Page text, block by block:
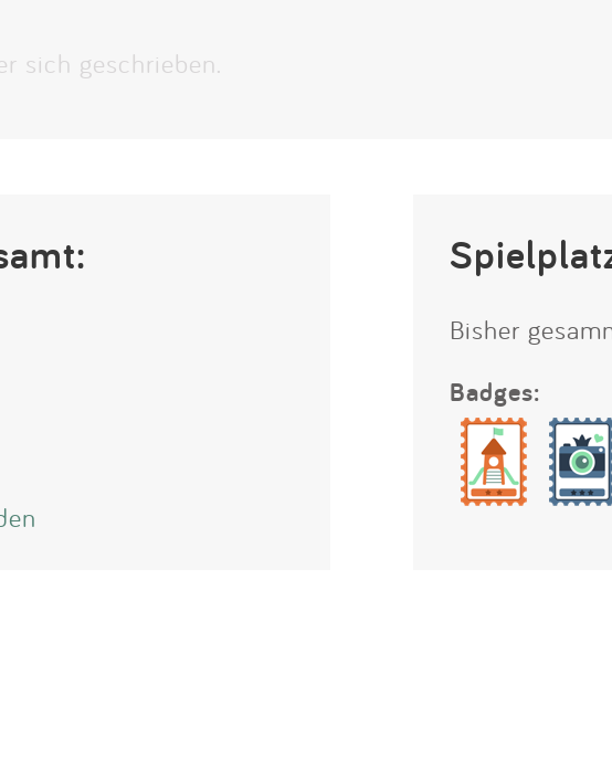
sich geschrieben.
Bisher
Badges: